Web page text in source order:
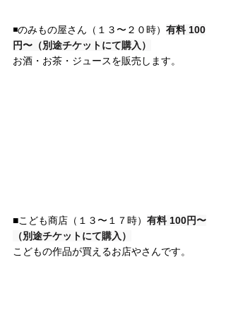
◾️のみもの屋さん （１３〜２０時） 有料 100
円〜（別途チケットにて購入）
お酒・お茶・ジュースを販売します。
■こども商店（１３〜１７時） 有料 100円〜
（別途チケットにて購入）
こどもの作品が買えるお店やさんです。